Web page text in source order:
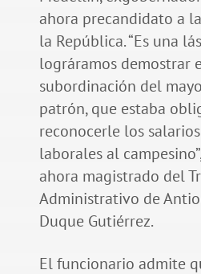
ahora precandidato a
la República. “Es una
lográramos demostrar
subordinación del
patrón, que estaba
reconocerle los
laborales al
ahora magistrado del
Administrativo de
Duque Gutiérrez.
El funcionario admite